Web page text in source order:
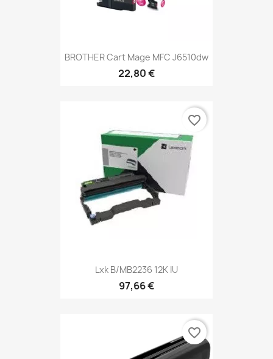
BROTHER Cart Mage MFC J6510dw
22,80 €
Lxk B/MB2236 12K IU
97,66 €
favorite_border
favorite_border